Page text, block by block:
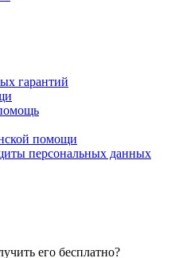
гарантий
помощи
персональных данных